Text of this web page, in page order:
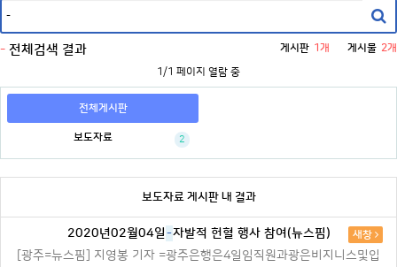
- 전체검색 결과 게시판 1개 게시물 2개
1/1 페이지 열람 중
전체게시판
보도자료 2
보도자료 게시판 내 결과
2020년02월04일-자발적 헌혈 행사 참여(뉴스핌) 새창
[광주=뉴스핌] 지영봉 기자 =광주은행은4일임직원과광은비지니스및입